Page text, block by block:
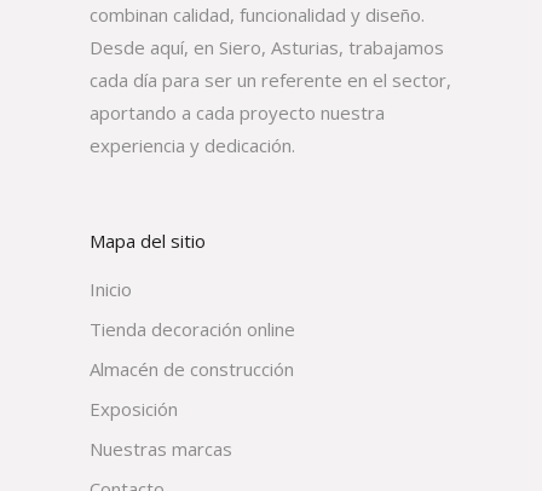
combinan calidad, funcionalidad y diseño.
Desde aquí, en Siero, Asturias, trabajamos
cada día para ser un referente en el sector,
aportando a cada proyecto nuestra
experiencia y dedicación.
Mapa del sitio
Inicio
Tienda decoración online
Almacén de construcción
Exposición
Nuestras marcas